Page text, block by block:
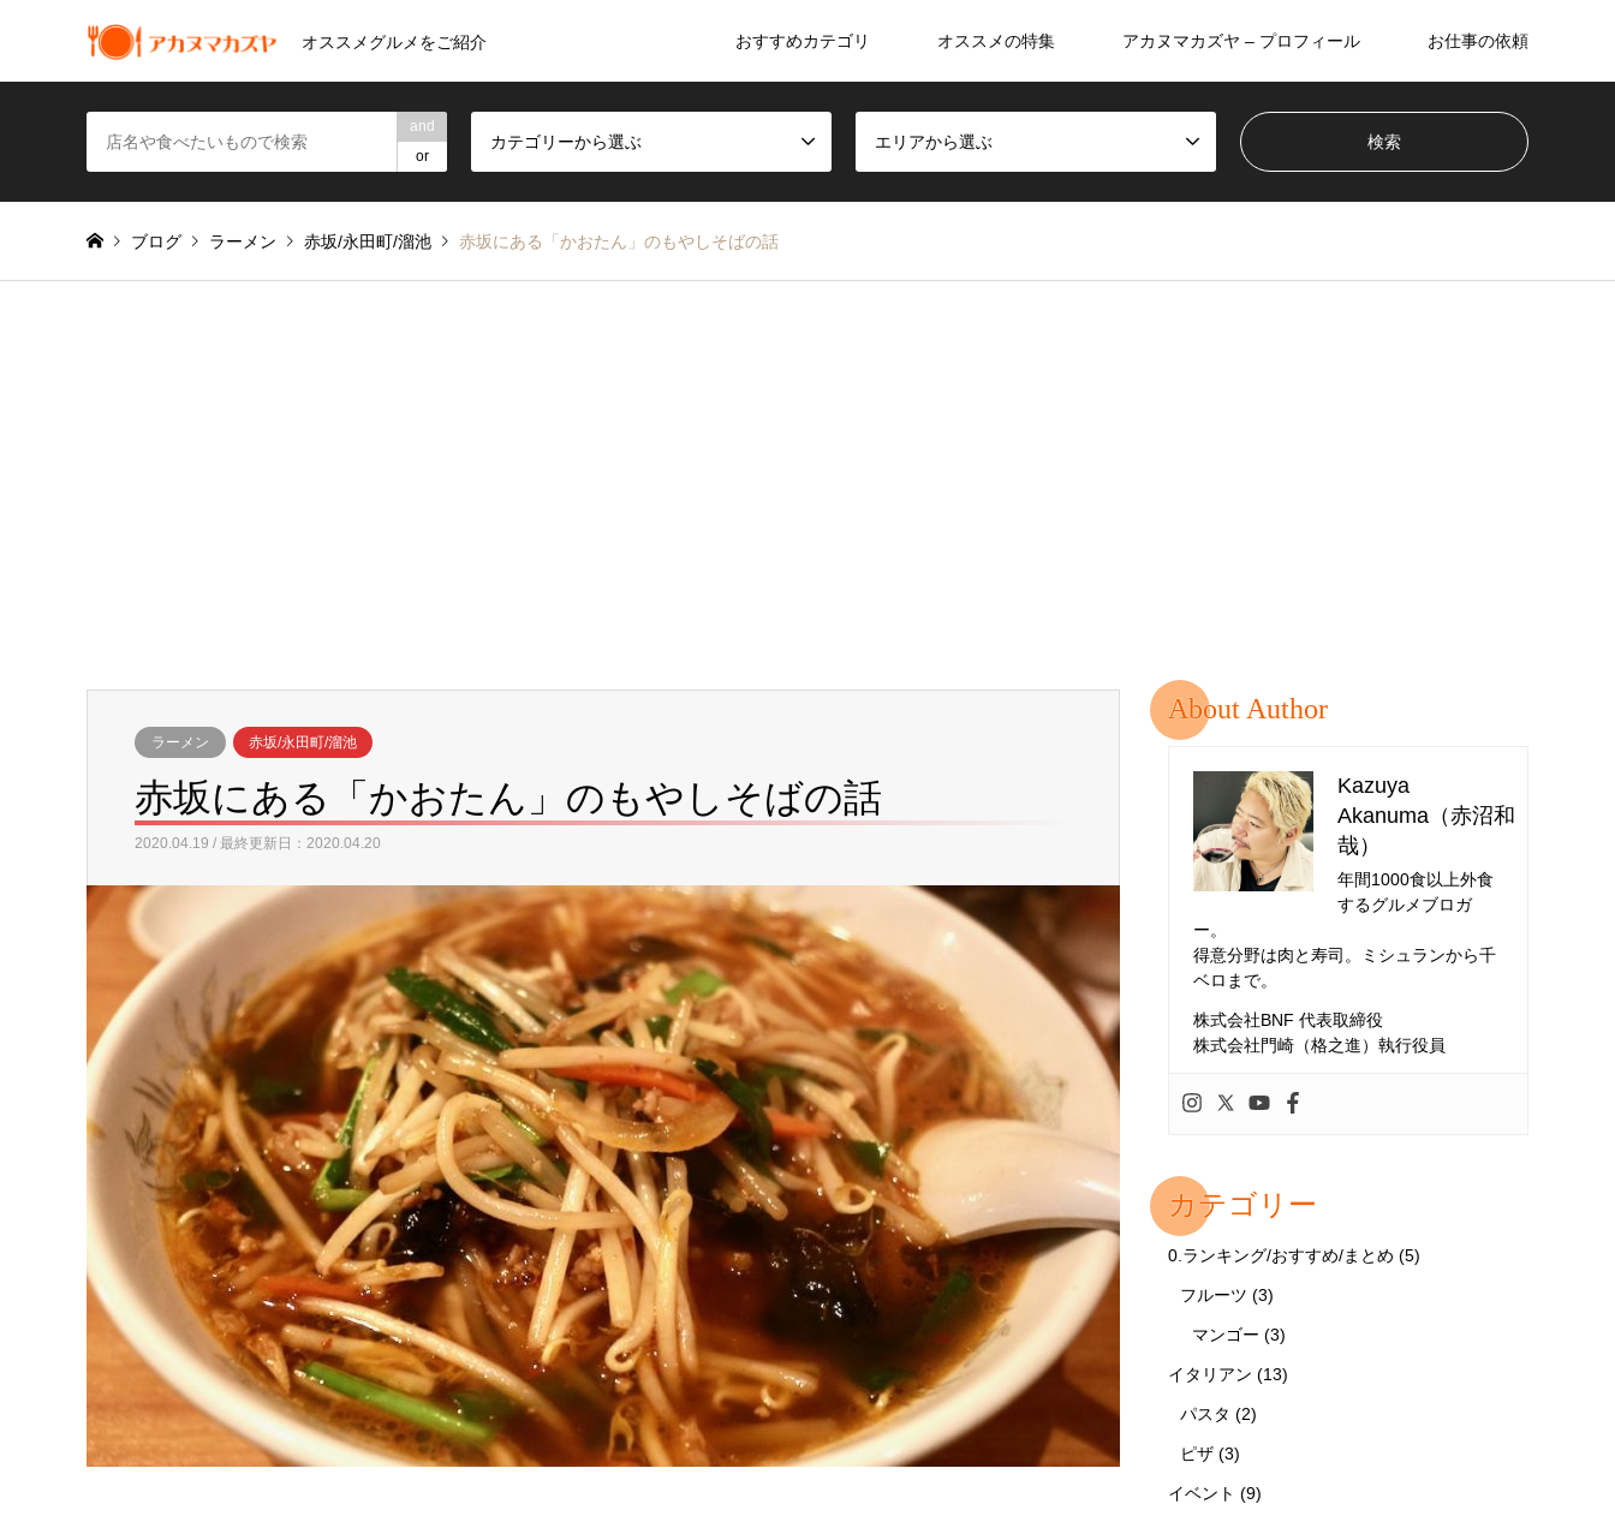
オススメグルメをご紹介 おすすめカテゴリ オススメの特集 アカヌマカズヤ – プロフィール お仕事の依頼
and
or
カテゴリーから選ぶ エリアから選ぶ
ブログ ラーメン 赤坂/永田町/溜池 赤坂にある「かおたん」のもやしそばの話
ラーメン 赤坂/永田町/溜池
赤坂にある「かおたん」のもやしそばの話
2020.04.19 / 最終更新日：2020.04.20
About Author
Kazuya
Akanuma（赤沼和
哉）
年間1000食以上外食
するグルメブロガ
ー。
得意分野は肉と寿司。ミシュランから千
ベロまで。
株式会社BNF 代表取締役
株式会社門崎（格之進）執行役員
カテゴリー
0.ランキング/おすすめ/まとめ (5)
フルーツ (3)
マンゴー (3)
イタリアン (13)
パスタ (2)
ピザ (3)
イベント (9)